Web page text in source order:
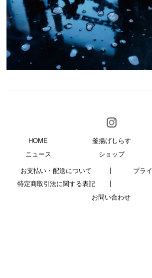
HOME 釜揚げしらす
ニュース
ショップ
お支払い・配送について
プラ
特定商取引法に関する表記
お問い合わせ